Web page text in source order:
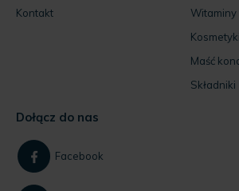
Kontakt
Witaminy
Maść
Składniki
Dołącz do nas
Facebook